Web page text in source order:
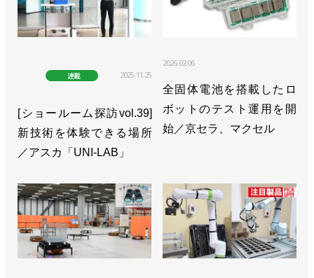
連載 2025.11.25
[ショールーム探訪vol.39]
新技術を体験できる場所
／アスカ「UNI-LAB」
2026.02.06
全固体電池を搭載したロ
ボットのテスト運用を開
始／京セラ、マクセル